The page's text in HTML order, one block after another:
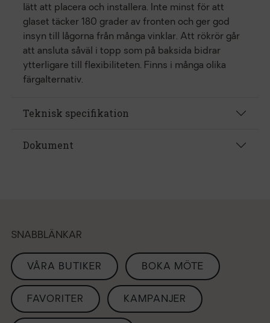
lätt att placera och installera. Inte minst för att
glaset täcker 180 grader av fronten och ger god
insyn till lågorna från många vinklar. Att rökrör går
att ansluta såväl i topp som på baksida bidrar
ytterligare till flexibiliteten. Finns i många olika
färgalternativ.
Teknisk specifikation
Dokument
SNABBLÄNKAR
VÅRA BUTIKER BOKA MÖTE
FAVORITER KAMPANJER